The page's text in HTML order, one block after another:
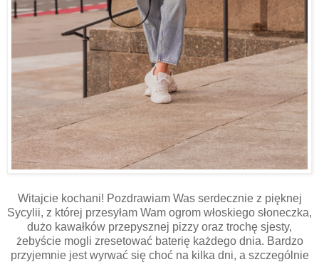
Witajcie kochani! Pozdrawiam Was serdecznie z pięknej
Sycylii, z której przesyłam Wam ogrom włoskiego słoneczka,
dużo kawałków przepysznej pizzy oraz trochę sjesty,
żebyście mogli zresetować baterię każdego dnia. Bardzo
przyjemnie jest wyrwać się choć na kilka dni, a szczególnie